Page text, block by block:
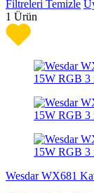
Filtreleri Temizle
1 Ürün
Wesdar WX681